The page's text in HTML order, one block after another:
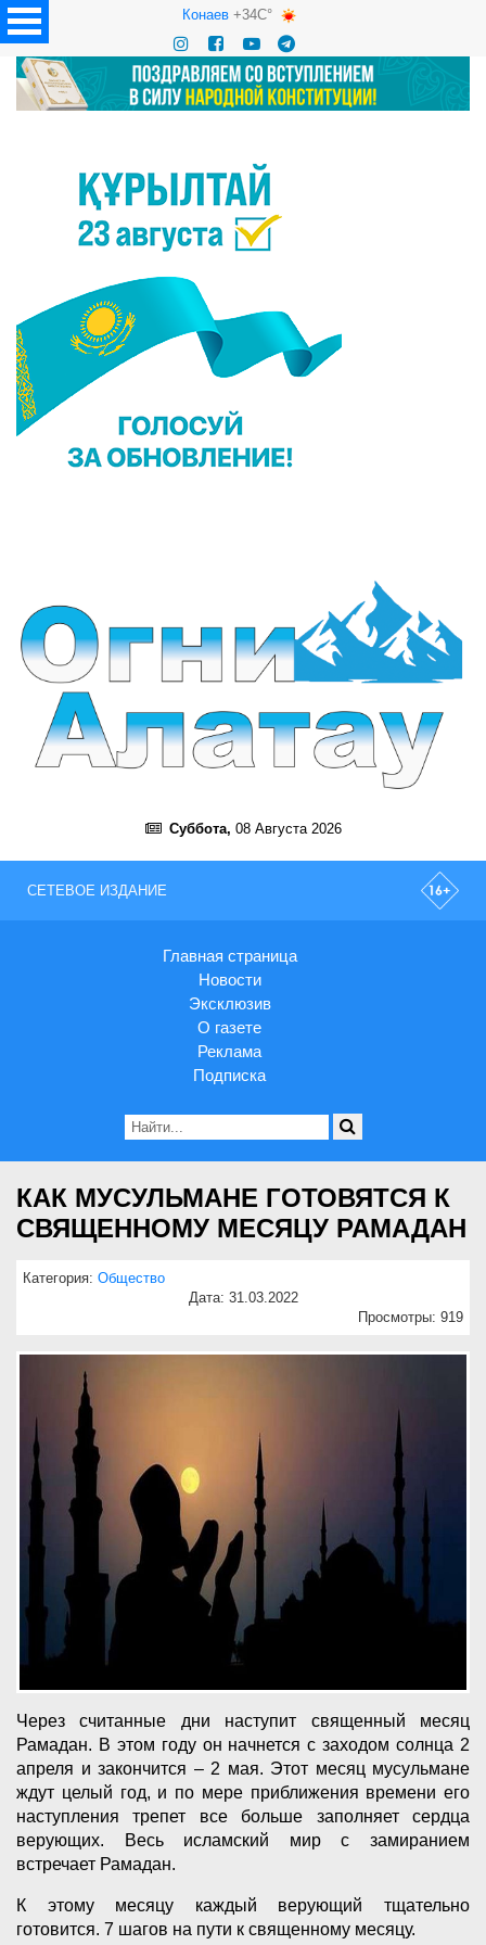
Конаев+34C°
Суббота, 08 Августа 2026
СЕТЕВОЕ ИЗДАНИЕ
Главная страница
Новости
Эксклюзив
О газете
Реклама
Подписка
КАК МУСУЛЬМАНЕ ГОТОВЯТСЯ К
СВЯЩЕННОМУ МЕСЯЦУ РАМАДАН
Категория: Общество
Дата: 31.03.2022
Просмотры: 919
Через считанные дни наступит священный месяц
Рамадан. В этом году он начнется с заходом солнца 2
апреля и закончится – 2 мая. Этот месяц мусульмане
ждут целый год, и по мере приближения времени его
наступления трепет все больше заполняет сердца
верующих. Весь исламский мир с замиранием
встречает Рамадан.
К этому месяцу каждый верующий тщательно
готовится. 7 шагов на пути к священному месяцу.